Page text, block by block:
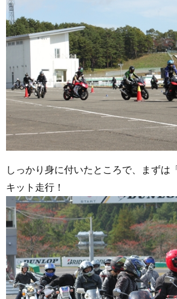
しっかり身に付いたところで、まずは「
キット走行！